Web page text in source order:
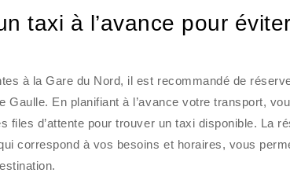
taxi à l’avance pour
à la Gare du Nord, il est recommandé de
Gaulle. En planifiant à l’avance votre transport,
files d’attente pour trouver un taxi disponible. La
correspond à vos besoins et horaires, vous